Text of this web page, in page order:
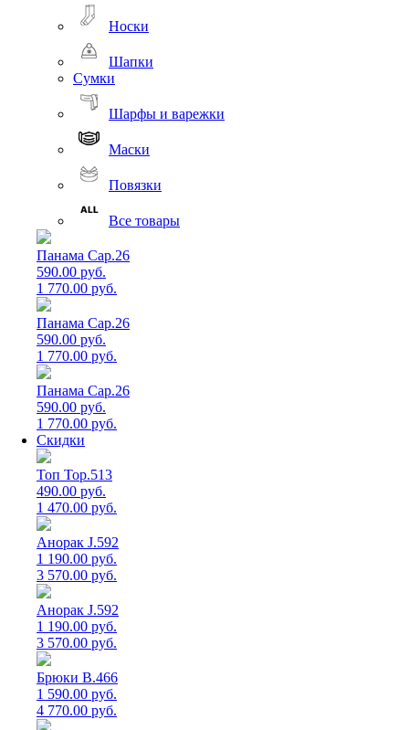
Носки
Шапки
Сумки
Шарфы и варежки
Маски
Повязки
Все товары
Панама Cap.26
590.00 руб.
1 770.00 руб.
Панама Cap.26
590.00 руб.
1 770.00 руб.
Панама Cap.26
590.00 руб.
1 770.00 руб.
Скидки
Топ Top.513
490.00 руб.
1 470.00 руб.
Анорак J.592
1 190.00 руб.
3 570.00 руб.
Анорак J.592
1 190.00 руб.
3 570.00 руб.
Брюки B.466
1 590.00 руб.
4 770.00 руб.